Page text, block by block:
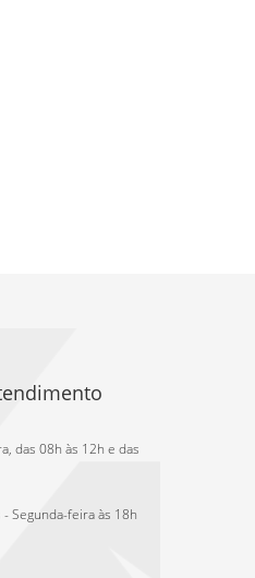
das 08h às 12h e das
Segunda-feira às 18h